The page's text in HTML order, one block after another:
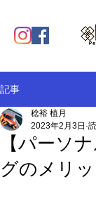
記事
【パーソ
グのメリッ
稔裕 植月
2023年2月3日